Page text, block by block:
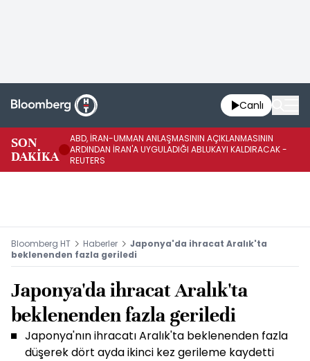
Canlı
SON
DAKİKA
ABD, İRAN-UMMAN ANLAŞMASININ AÇIKLANMASININ
ARDINDAN İRAN'A UYGULADIĞI ABLUKAYI KALDIRACAK -
REUTERS
Bloomberg HT Haberler
Japonya'da ihracat Aralık'ta
beklenenden fazla geriledi
Japonya'da ihracat Aralık'ta
beklenenden fazla geriledi
Japonya'nın ihracatı Aralık'ta beklenenden fazla
düşerek dört ayda ikinci kez gerileme kaydetti